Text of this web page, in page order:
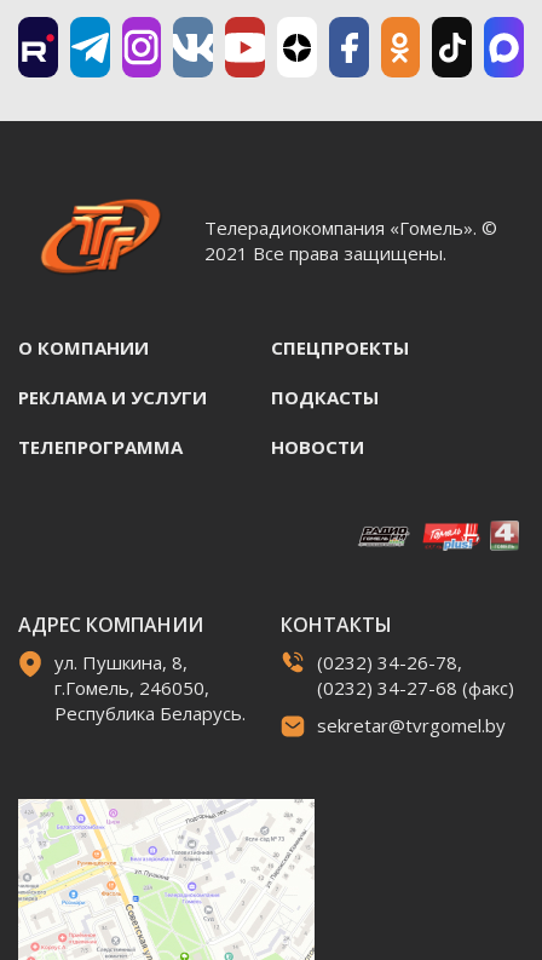
Телерадиокомпания «Гомель». ©
2021 Все права защищены.
О КОМПАНИИ СПЕЦПРОЕКТЫ
РЕКЛАМА И УСЛУГИ ПОДКАСТЫ
ТЕЛЕПРОГРАММА НОВОСТИ
АДРЕС КОМПАНИИ
ул. Пушкина, 8,
г.Гомель, 246050,
Республика Беларусь.
КОНТАКТЫ
(0232) 34-26-78,
(0232) 34-27-68 (факс)
sekretar@tvrgomel.by